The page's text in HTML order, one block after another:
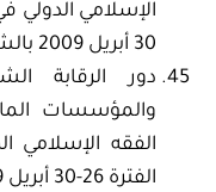
30 أبريل 2009 بالشارقة.
دور الرقابة
والمؤسسات
الفقه الإسلامي
الفترة 26-30 أبريل 2009 بالشارقة.